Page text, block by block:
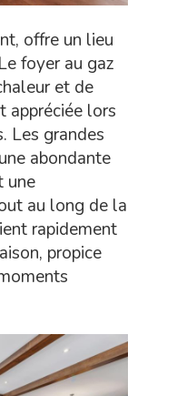
offre un lieu
foyer au gaz
et de
appréciée lors
Les grandes
abondante
une
au long de la
rapidement
propice